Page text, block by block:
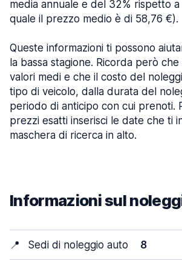
media annuale e del 32% rispetto
quale il prezzo medio è di 58,76 €).
Queste informazioni ti possono
la bassa stagione. Ricorda però
valori medi e che il costo del
tipo di veicolo, dalla durata del
periodo di anticipo con cui prenoti.
prezzi esatti inserisci le date che ti
maschera di ricerca in alto.
Informazioni sul
📍 Sedi di noleggio auto 8